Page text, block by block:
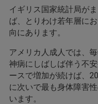
イギリス国家統計局が
ば、とりわけ若年層に
向にあります。
アメリカ人成人では、
神病にしばしば伴う不
ースで増加が続けば、
に次いで最も身体障害
います。